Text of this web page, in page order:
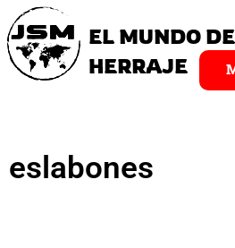
EL MUNDO
HERRAJE
eslabones